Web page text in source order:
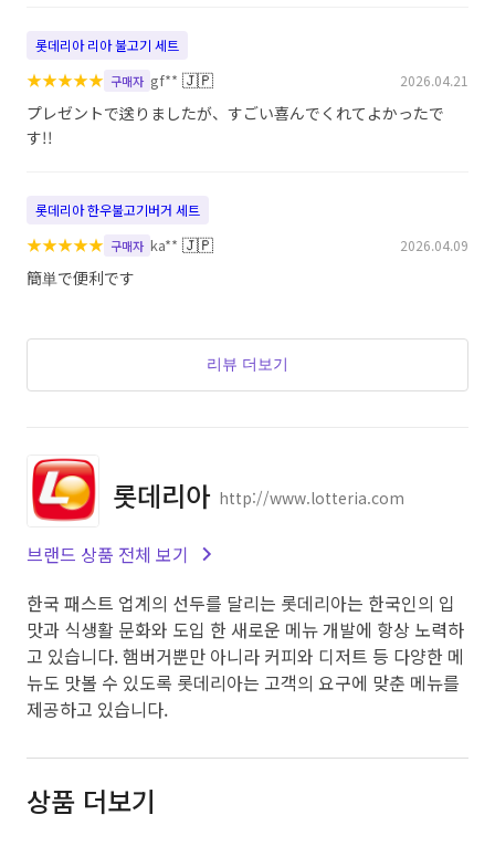
롯데리아 리아 불고기 세트
★★★★★ 구매자 gf** 🇯🇵 2026.04.21
プレゼントで送りましたが、すごい喜んでくれてよかったで
す!!
롯데리아 한우불고기버거 세트
★★★★★ 구매자 ka** 🇯🇵 2026.04.09
簡単で便利です
리뷰 더보기
롯데리아 http://www.lotteria.com
브랜드 상품 전체 보기
한국 패스트 업계의 선두를 달리는 롯데리아는 한국인의 입
맛과 식생활 문화와 도입 한 새로운 메뉴 개발에 항상 노력하
고 있습니다. 햄버거뿐만 아니라 커피와 디저트 등 다양한 메
뉴도 맛볼 수 있도록 롯데리아는 고객의 요구에 맞춘 메뉴를
제공하고 있습니다.
상품 더보기